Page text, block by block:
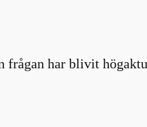
har blivit